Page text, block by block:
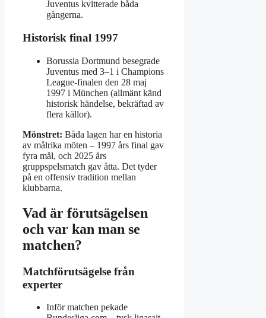
Juventus kvitterade båda
gångerna.
Historisk final 1997
Borussia Dortmund besegrade
Juventus med 3–1 i Champions
League‑finalen den 28 maj
1997 i München (allmänt känd
historisk händelse, bekräftad av
flera källor).
Mönstret: Båda lagen har en historia
av målrika möten – 1997 års final gav
fyra mål, och 2025 års
gruppspelsmatch gav åtta. Det tyder
på en offensiv tradition mellan
klubbarna.
Vad är förutsägelsen
och var kan man se
matchen?
Matchförutsägelse från
experter
Inför matchen pekade